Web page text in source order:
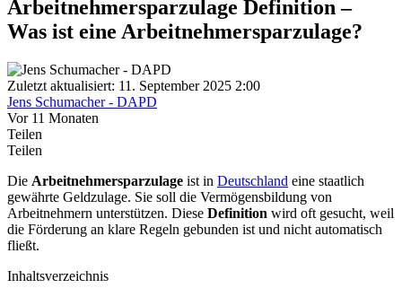
Arbeitnehmersparzulage Definition –
Was ist eine Arbeitnehmersparzulage?
Zuletzt aktualisiert: 11. September 2025 2:00
Jens Schumacher - DAPD
Vor 11 Monaten
Teilen
Teilen
Die Arbeitnehmersparzulage ist in Deutschland eine staatlich
gewährte Geldzulage. Sie soll die Vermögensbildung von
Arbeitnehmern unterstützen. Diese Definition wird oft gesucht, weil
die Förderung an klare Regeln gebunden ist und nicht automatisch
fließt.
Inhaltsverzeichnis